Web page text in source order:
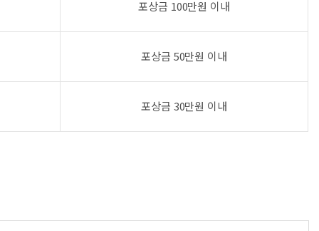
포상금 100만원 이내
포상금 50만원 이내
포상금 30만원 이내